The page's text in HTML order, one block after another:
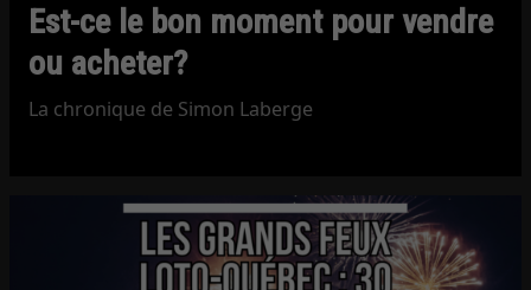
Est-ce le bon moment pour vendre
ou acheter?
La chronique de Simon Laberge